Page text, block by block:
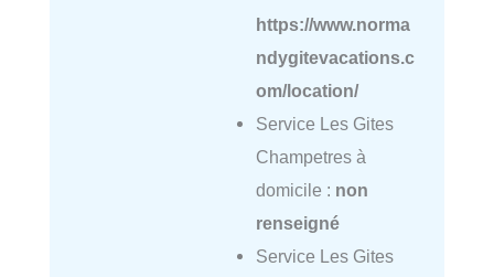
https://www.norma
ndygitevacations.c
om/location/
Service Les Gites
Champetres à
domicile : non
renseigné
Service Les Gites